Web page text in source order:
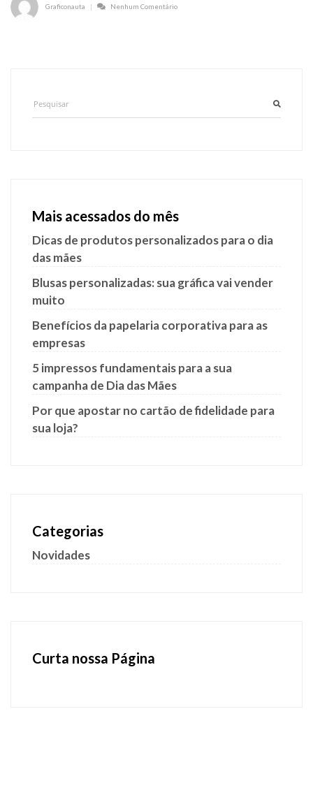
Graficonauta Nenhum Comentário
Mais acessados do mês
Dicas de produtos personalizados para o dia
das mães
Blusas personalizadas: sua gráfica vai vender
muito
Benefícios da papelaria corporativa para as
empresas
5 impressos fundamentais para a sua
campanha de Dia das Mães
Por que apostar no cartão de fidelidade para
sua loja?
Categorias
Novidades
Curta nossa Página